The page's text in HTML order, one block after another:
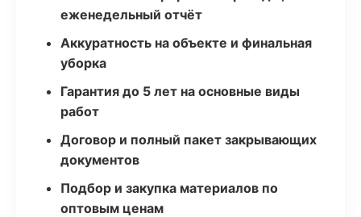
еженедельный отчёт
Аккуратность на объекте и финальная
уборка
Гарантия до 5 лет на основные виды
работ
Договор и полный пакет закрывающих
документов
Подбор и закупка материалов по
оптовым ценам